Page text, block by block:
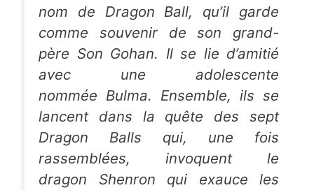
nom de Dragon Ball, qu’il garde
comme souvenir de son grand-
père Son Gohan. Il se lie d’amitié
avec une adolescente
nommée Bulma. Ensemble, ils se
lancent dans la quête des sept
Dragon Balls qui, une fois
rassemblées, invoquent le
dragon Shenron qui exauce les